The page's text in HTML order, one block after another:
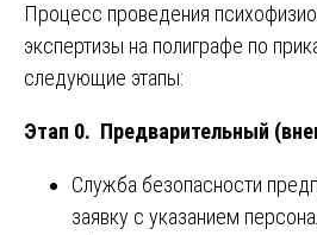
Процесс проведения
экспертизы на полиграфе по
следующие этапы:
Этап 0. Предварительный
Служба безопасности
заявку с указанием